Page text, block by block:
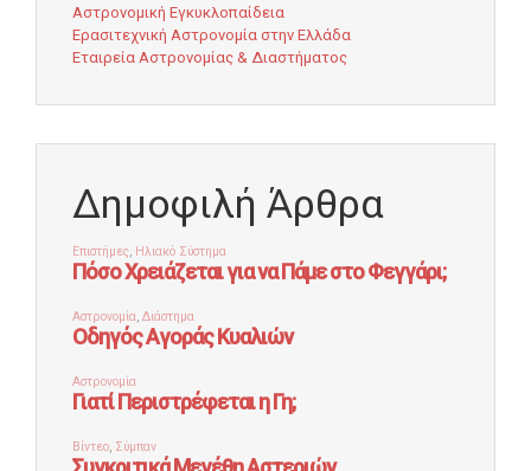
Αστρονομική Εγκυκλοπαίδεια
Ερασιτεχνική Αστρονομία στην Ελλάδα
Εταιρεία Αστρονομίας & Διαστήματος
Δημοφιλή Άρθρα